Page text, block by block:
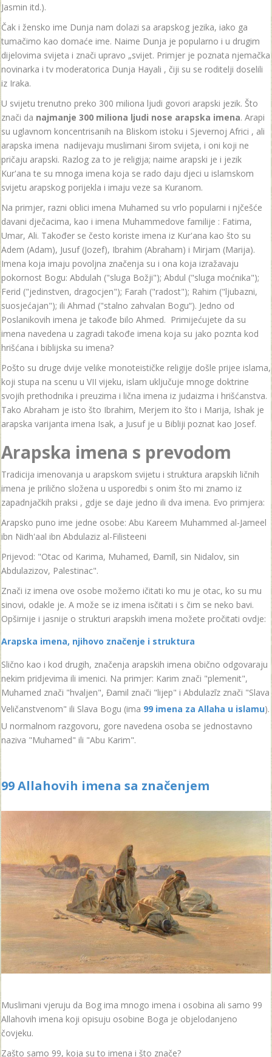
Jasmin itd.).
Čak i žensko ime Dunja nam dolazi sa arapskog jezika, iako ga
tumačimo kao domaće ime. Naime Dunja je popularno i u drugim
dijelovima svijeta i znači upravo „svijet. Primjer je poznata njemačka
novinarka i tv moderatorica Dunja Hayali , čiji su se roditelji doselili
iz Iraka.
U svijetu trenutno preko 300 miliona ljudi govori arapski jezik. Što
znači da najmanje 300 miliona ljudi nose arapska imena. Arapi
su uglavnom koncentrisanih na Bliskom istoku i Sjevernoj Africi , ali
arapska imena nadijevaju muslimani širom svijeta, i oni koji ne
pričaju arapski. Razlog za to je religija; naime arapski je i jezik
Kur'ana te su mnoga imena koja se rado daju djeci u islamskom
svijetu arapskog porijekla i imaju veze sa Kuranom.
Na primjer, razni oblici imena Muhamed su vrlo popularni i njčešće
davani dječacima, kao i imena Muhammedove familije : Fatima,
Umar, Ali. Također se često koriste imena iz Kur'ana kao što su
Adem (Adam), Jusuf (Jozef), Ibrahim (Abraham) i Mirjam (Marija).
Imena koja imaju povoljna značenja su i ona koja izražavaju
pokornost Bogu: Abdulah ("sluga Božji"); Abdul ("sluga moćnika");
Ferid ("jedinstven, dragocjen"); Farah ("radost"); Rahim ("ljubazni,
suosjećajan"); ili Ahmad ("stalno zahvalan Bogu“). Jedno od
Poslanikovih imena je takođe bilo Ahmed. Primijećujete da su
imena navedena u zagradi takođe imena koja su jako poznta kod
hrišćana i biblijska su imena?
Pošto su druge dvije velike monoteističke religije došle prijee islama,
koji stupa na scenu u VII vijeku, islam uključuje mnoge doktrine
svojih prethodnika i preuzima i lična imena iz judaizma i hrišćanstva.
Tako Abraham je isto što Ibrahim, Merjem ito što i Marija, Ishak je
arapska varijanta imena Isak, a Jusuf je u Bibliji poznat kao Josef.
Arapska imena s prevodom
Tradicija imenovanja u arapskom svijetu i struktura arapskih ličnih
imena je prilično složena u usporedbi s onim što mi znamo iz
zapadnjačkih praksi , gdje se daje jedno ili dva imena. Evo primjera:
Arapsko puno ime jedne osobe: Abu Kareem Muhammed al-Jameel
ibn Nidh'aal ibn Abdulaziz al-Filisteeni
Prijevod: "Otac od Karima, Muhamed, Đamīl, sin Nidalov, sin
Abdulazizov, Palestinac".
Znači iz imena ove osobe možemo ičitati ko mu je otac, ko su mu
sinovi, odakle je. A može se iz imena isčitati i s čim se neko bavi.
Opširnije i jasnije o strukturi arapskih imena možete pročitati ovdje:
Arapska imena, njihovo značenje i struktura
Slično kao i kod drugih, značenja arapskih imena obično odgovaraju
nekim pridjevima ili imenici. Na primjer: Karim znači "plemenit",
Muhamed znači "hvaljen", Đamil znači "lijep" i Abdulazīz znači "Slava
Veličanstvenom" ili Slava Bogu (ima 99 imena za Allaha u islamu).
U normalnom razgovoru, gore navedena osoba se jednostavno
naziva "Muhamed" ili "Abu Karim".
99 Allahovih imena sa značenjem
Muslimani vjeruju da Bog ima mnogo imena i osobina ali samo 99
Allahovih imena koji opisuju osobine Boga je objelodanjeno
čovjeku.
Zašto samo 99, koja su to imena i što znače?